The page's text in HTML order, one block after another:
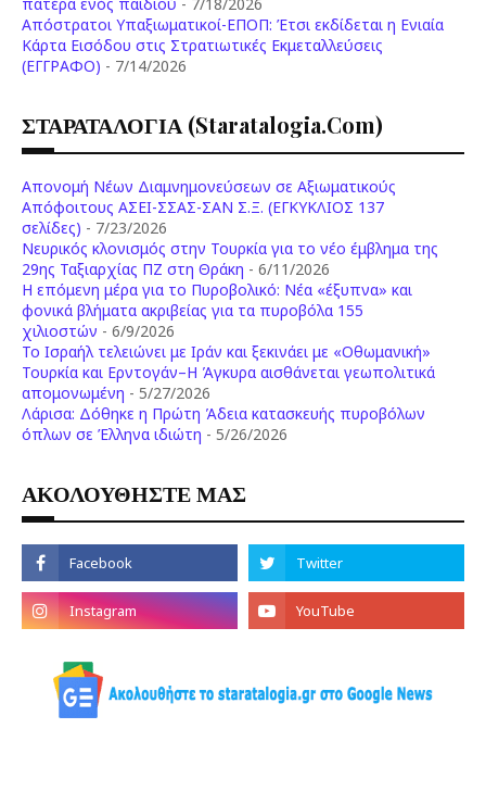
Απόστρατοι Υπαξιωματικοί-ΕΠΟΠ: Έτσι εκδίδεται η Ενιαία
Κάρτα Εισόδου στις Στρατιωτικές Εκμεταλλεύσεις
(ΕΓΓΡΑΦΟ) - 7/14/2026
ΣΤΑΡΑΤΑΛΟΓΙΑ (staratalogia.com)
Απονομή Νέων Διαμνημονεύσεων σε Αξιωματικούς
Απόφοιτους ΑΣΕΙ-ΣΣΑΣ-ΣΑΝ Σ.Ξ. (ΕΓΚΥΚΛΙΟΣ 137
σελίδες) - 7/23/2026
Νευρικός κλονισμός στην Τουρκία για το νέο έμβλημα της
29ης Ταξιαρχίας ΠΖ στη Θράκη - 6/11/2026
Η επόμενη μέρα για το Πυροβολικό: Νέα «έξυπνα» και
φονικά βλήματα ακριβείας για τα πυροβόλα 155
χιλιοστών - 6/9/2026
Το Ισραήλ τελειώνει με Ιράν και ξεκινάει με «Οθωμανική»
Τουρκία και Ερντογάν–Η Άγκυρα αισθάνεται γεωπολιτικά
απομονωμένη - 5/27/2026
Λάρισα: Δόθηκε η Πρώτη Άδεια κατασκευής πυροβόλων
όπλων σε Έλληνα ιδιώτη - 5/26/2026
ΑΚΟΛΟΥΘΗΣΤΕ ΜΑΣ